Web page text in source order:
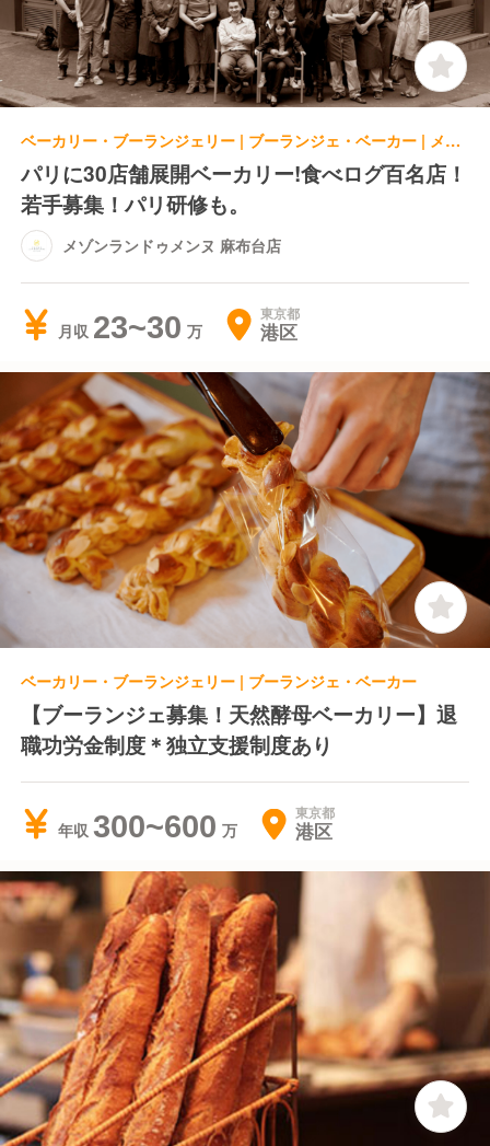
ベーカリー・ブーランジェリー | ブーランジェ・ベーカー | メゾンランドゥメンヌ 麻布台店
パリに30店舗展開ベーカリー!食べログ百名店！
若手募集！パリ研修も。
メゾンランドゥメンヌ 麻布台店
月収 23~30 東京都
港区
ベーカリー・ブーランジェリー | ブーランジェ・ベーカー
【ブーランジェ募集！天然酵母ベーカリー】退
職功労金制度＊独立支援制度あり
年収 300~600 東京都
港区